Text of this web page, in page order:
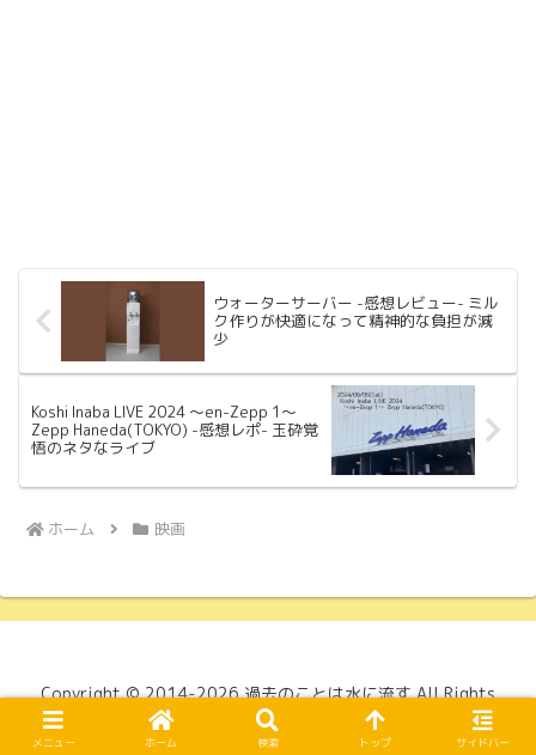
ウォーターサーバー -感想レビュー- ミル
ク作りが快適になって精神的な負担が減
少
Koshi Inaba LIVE 2024 〜en-Zepp 1〜
Zepp Haneda(TOKYO) -感想レポ- 玉砕覚
悟のネタなライブ
ホーム 映画
Copyright © 2014-2026 過去のことは水に流す All Rights
Reserved.
メニュー ホーム 検索 トップ サイドバー